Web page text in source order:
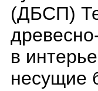
(ДБСП)
в
несущие